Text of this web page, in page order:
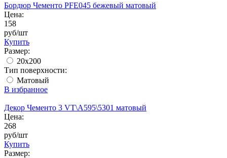
Бордюр Чементо PFE045 бежевый матовый
Цена:
158
руб/шт
Купить
Размер:
20х200
Тип поверхности:
Матовый
В избранное
Декор Чементо 3 VT\A595\5301 матовый
Цена:
268
руб/шт
Купить
Размер: